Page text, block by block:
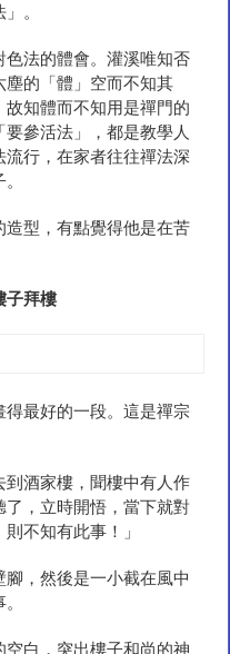
。
法的體會。灌溪唯知否
塵的「體」空而不知其
故知體而不知用是禪門的
參活法」，都是教學人
行，在家者往往禪法深
型，有點覺得他是在苦
子拜樓
最好的一段。這是禪宗
酒家樓，聞樓中有人作
，立時開悟，當下就對
不知有此事！」
，然後是一小截在風中
白，突出樓子和尚的神